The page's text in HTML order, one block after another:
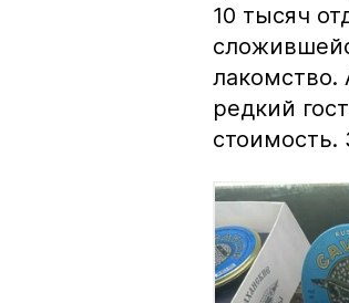
10 тысяч
лакомство.
редкий
стоимость.